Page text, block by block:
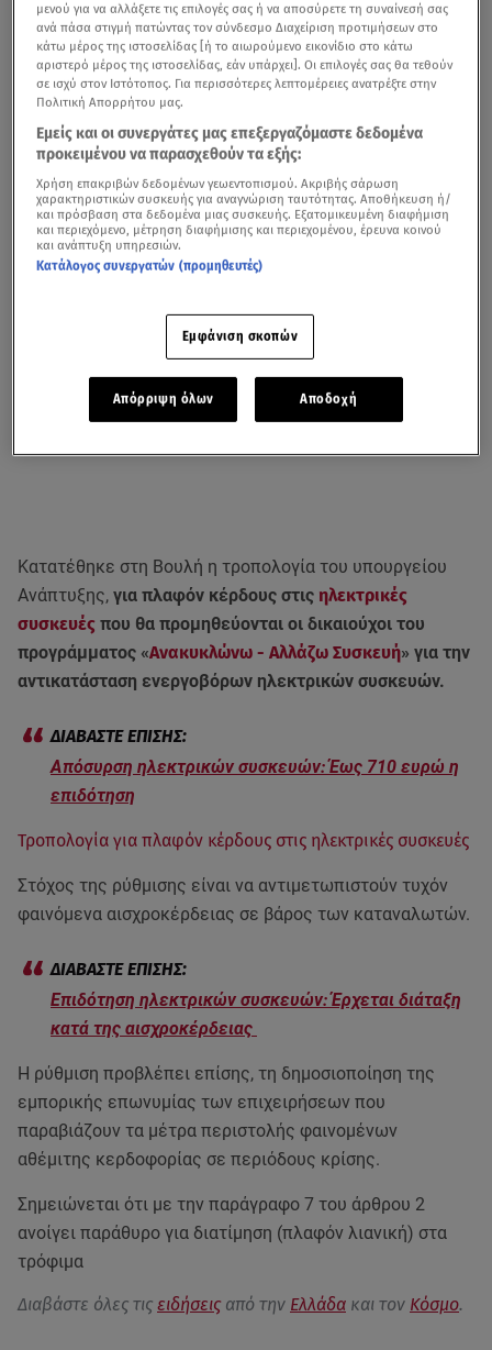
Κατατέθηκε στη Βουλή η τροπολογία του υπουργείου
Ανάπτυξης, για πλαφόν κέρδους στις ηλεκτρικές
συσκευές που θα προμηθεύονται οι δικαιούχοι του
προγράμματος «Ανακυκλώνω - Αλλάζω Συσκευή» για την
αντικατάσταση ενεργοβόρων ηλεκτρικών συσκευών.
Απόσυρση ηλεκτρικών συσκευών: Έως 710 ευρώ η
επιδότηση
Τροπολογία για πλαφόν κέρδους στις ηλεκτρικές συσκευές
Στόχος της ρύθμισης είναι να αντιμετωπιστούν τυχόν
φαινόμενα αισχροκέρδειας σε βάρος των καταναλωτών.
Επιδότηση ηλεκτρικών συσκευών: Έρχεται διάταξη
κατά της αισχροκέρδειας
Η ρύθμιση προβλέπει επίσης, τη δημοσιοποίηση της
εμπορικής επωνυμίας των επιχειρήσεων που
παραβιάζουν τα μέτρα περιστολής φαινομένων
αθέμιτης κερδοφορίας σε περιόδους κρίσης.
Σημειώνεται ότι με την παράγραφο 7 του άρθρου 2
ανοίγει παράθυρο για διατίμηση (πλαφόν λιανική) στα
τρόφιμα
Διαβάστε όλες τις ειδήσεις από την Ελλάδα και τον Κόσμο.
μενού για να αλλάξετε τις επιλογές σας ή να αποσύρετε τη συναίνεσή σας
ανά πάσα στιγμή πατώντας τον σύνδεσμο Διαχείριση προτιμήσεων στο
κάτω μέρος της ιστοσελίδας [ή το αιωρούμενο εικονίδιο στο κάτω
αριστερό μέρος της ιστοσελίδας, εάν υπάρχει]. Οι επιλογές σας θα τεθούν
σε ισχύ στον Ιστότοπος. Για περισσότερες λεπτομέρειες ανατρέξτε στην
Πολιτική Απορρήτου μας.
Εμείς και οι συνεργάτες μας επεξεργαζόμαστε δεδομένα
προκειμένου να παρασχεθούν τα εξής:
Χρήση επακριβών δεδομένων γεωεντοπισμού. Ακριβής σάρωση
χαρακτηριστικών συσκευής για αναγνώριση ταυτότητας. Αποθήκευση ή/
και πρόσβαση στα δεδομένα μιας συσκευής. Εξατομικευμένη διαφήμιση
και περιεχόμενο, μέτρηση διαφήμισης και περιεχομένου, έρευνα κοινού
και ανάπτυξη υπηρεσιών.
Κατάλογος συνεργατών (προμηθευτές)
Εμφάνιση σκοπών
Απόρριψη όλων Αποδοχή